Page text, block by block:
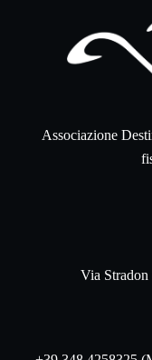
Associazione
Via